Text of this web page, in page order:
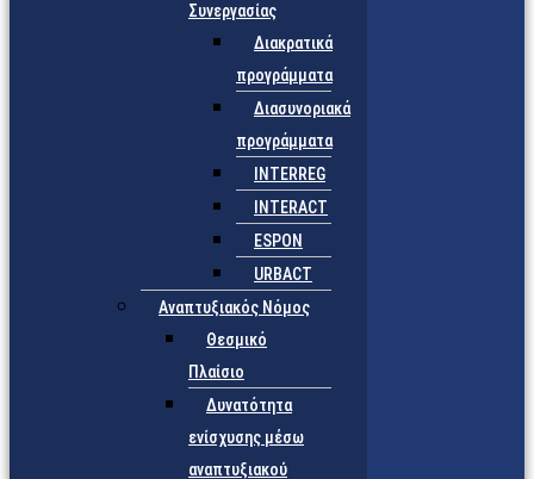
Συνεργασίας
Διακρατικά
προγράμματα
Διασυνοριακά
προγράμματα
INTERREG
INTERACT
ESPON
URBACT
Αναπτυξιακός Νόμος
Θεσμικό
Πλαίσιο
Δυνατότητα
ενίσχυσης μέσω
αναπτυξιακού